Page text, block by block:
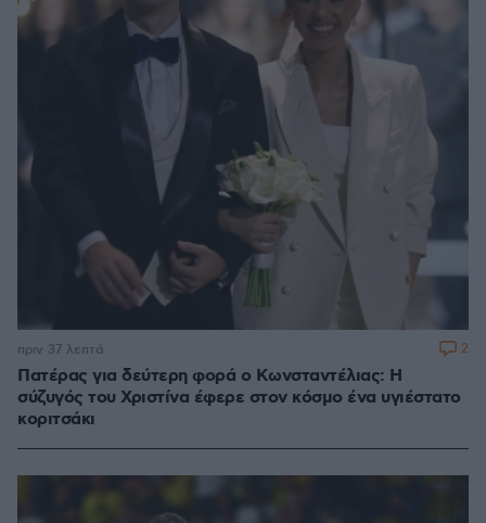
Πατέρας για δεύτερη φορά ο Κωνσταντέλιας: Η
σύζυγός του Χριστίνα έφερε στον κόσμο ένα υγιέστατο
κοριτσάκι
πριν 37 λεπτά 2